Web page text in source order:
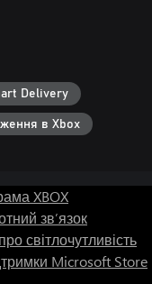
Delivery
в Xbox
XBOX
зв’язок
світлочутливість
Microsoft Store